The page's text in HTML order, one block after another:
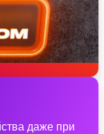
даже при